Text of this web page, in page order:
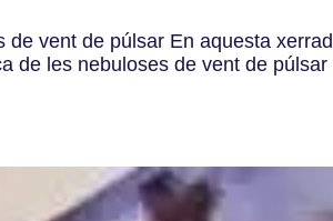
de vent de púlsar En aquesta
de les nebuloses de vent de púlsar